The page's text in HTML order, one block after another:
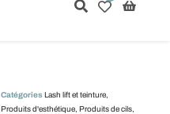
Catégories Lash lift et teinture
Produits d'esthétique Produits de cils